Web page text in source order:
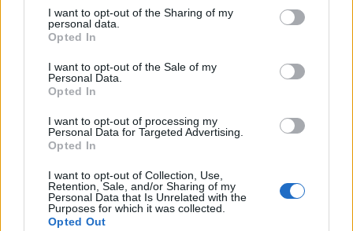
I want to opt-out of the Sharing of my
personal data.
Opted In
I want to opt-out of the Sale of my
Personal Data.
Opted In
I want to opt-out of processing my
Personal Data for Targeted Advertising.
Opted In
I want to opt-out of Collection, Use,
Retention, Sale, and/or Sharing of my
Personal Data that Is Unrelated with the
Purposes for which it was collected.
Opted Out
therese
11 år sedan
En riktig fullträff, supergott!!
Svara
Elisabeth
11 år sedan
Himmelsk!